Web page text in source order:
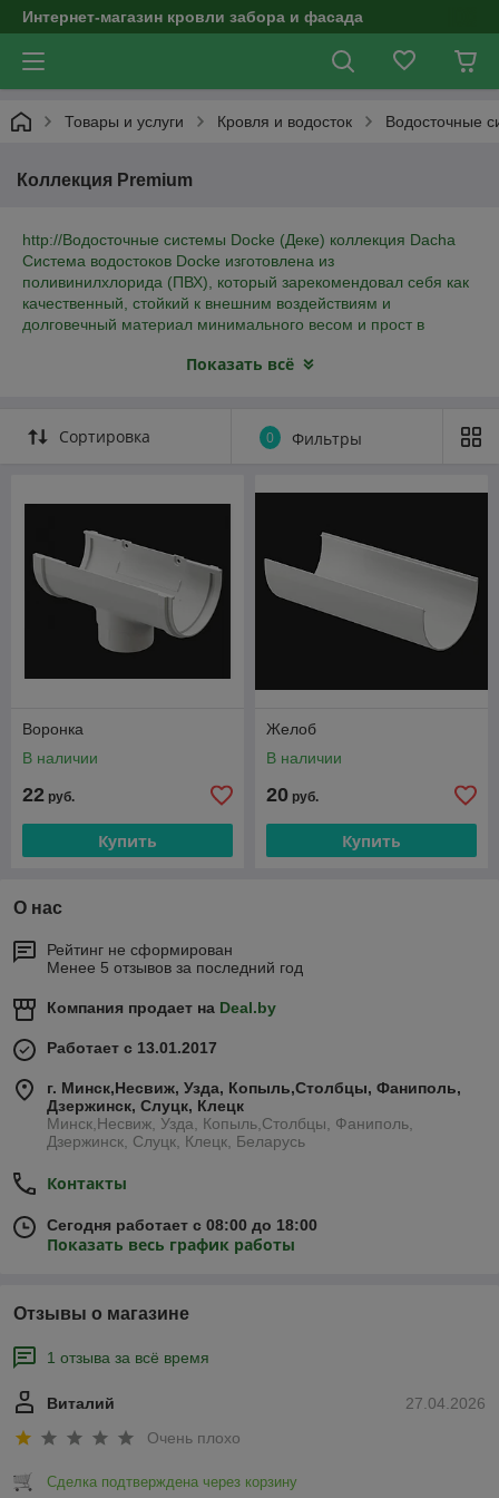
Интернет-магазин кровли забора и фасада
Товары и услуги Кровля и водосток Водосточные
Коллекция Premium
http://Водосточные системы Docke (Деке) коллекция Dacha
Система водостоков Docke изготовлена из
поливинилхлорида (ПВХ), который зарекомендовал себя как
качественный, стойкий к внешним воздействиям и
долговечный материал минимального весом и прост в
прослужат более 50 лет) устойчивость к непогоде,
гарантия производителя и соответствие международным
стандартам качества
Показать всё
Сортировка 0 Фильтры
Воронка
В наличии
22 руб.
Купить
Желоб
В наличии
20 руб.
Купить
О нас
Рейтинг не сформирован
Менее 5 отзывов за последний год
Компания продает на Deal.by
Работает с 13.01.2017
г. Минск,Несвиж, Узда, Копыль,Столбцы, Фаниполь,
Дзержинск, Слуцк, Клецк
Минск,Несвиж, Узда, Копыль,Столбцы, Фаниполь,
Дзержинск, Слуцк, Клецк, Беларусь
Контакты
Сегодня работает с 08:00 до 18:00
Показать весь график работы
Отзывы о магазине
1 отзыва за всё время
27.04.2026
Виталий
Очень плохо
Сделка подтверждена через корзину